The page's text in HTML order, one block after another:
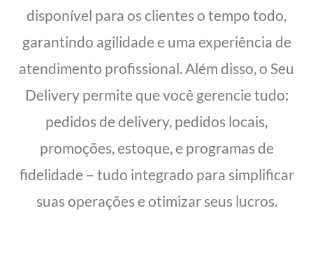
disponível para os clientes o tempo todo,
garantindo agilidade e uma experiência de
atendimento profissional. Além disso, o Seu
Delivery permite que você gerencie tudo:
pedidos de delivery, pedidos locais,
promoções, estoque, e programas de
fidelidade – tudo integrado para simplificar
suas operações e otimizar seus lucros.